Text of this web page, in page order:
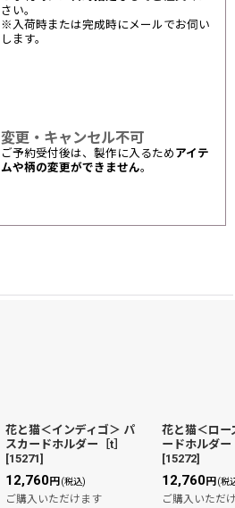
さい。
※入荷時または完成時にメールでお伺い
します。
変更・キャンセル不可
ご予約受付後は、製作に入るため アイテ
ムや柄の変更ができません。
花と猫＜インディゴ＞ パ
スカードホルダー［t］
[15271]
12,760円(税込)
ご購入いただけます
花と猫＜ロー
ードホルダー
[15272]
12,760円(税
ご購入いただ